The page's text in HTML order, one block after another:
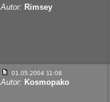
Autor: Rimsey
01.05.2004 11:08
Autor: Kosmopako